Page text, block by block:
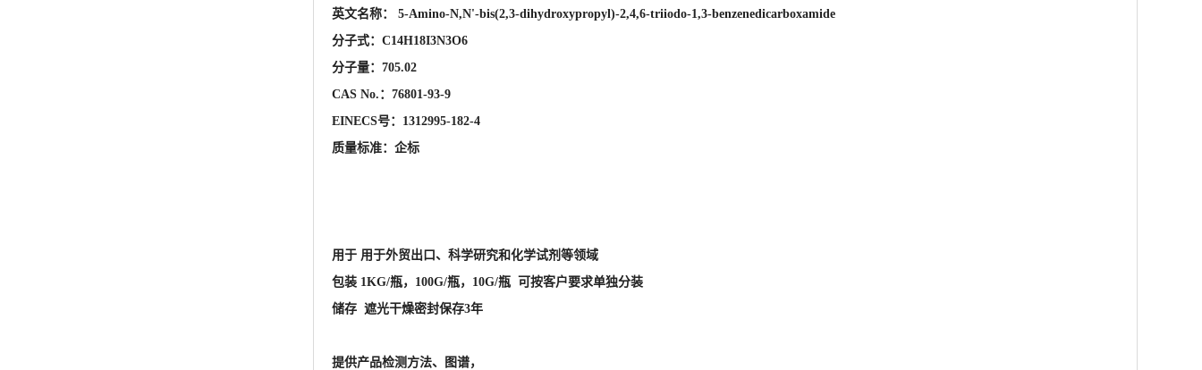
用于 用于外贸出口、科学研究和化学试剂等领域
包装 1KG/瓶，100G/瓶，10G/瓶 可按客户要求单独分装
储存 遮光干燥密封保存3年